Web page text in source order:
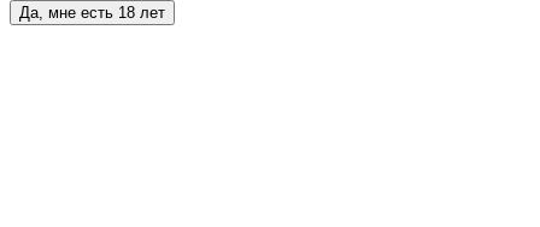
Да, мне есть 18 лет